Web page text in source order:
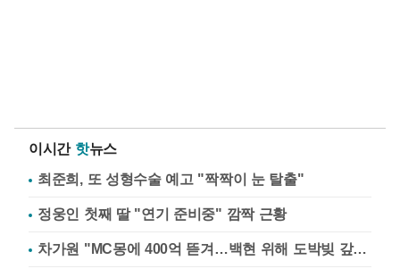
이시간 핫뉴스
최준희, 또 성형수술 예고 "짝짝이 눈 탈출"
정웅인 첫째 딸 "연기 준비중" 깜짝 근황
차가원 "MC몽에 400억 뜯겨…백현 위해 도박빚 갚아줘"